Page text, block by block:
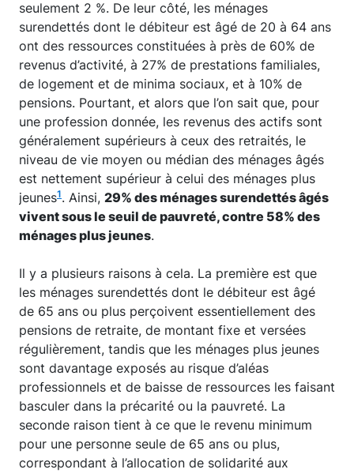
seulement 2 %. De leur côté, les ménages
surendettés dont le débiteur est âgé de 20 à 64 ans
ont des ressources constituées à près de 60% de
revenus d’activité, à 27% de prestations familiales,
de logement et de minima sociaux, et à 10% de
pensions. Pourtant, et alors que l’on sait que, pour
une profession donnée, les revenus des actifs sont
généralement supérieurs à ceux des retraités, le
niveau de vie moyen ou médian des ménages âgés
est nettement supérieur à celui des ménages plus
jeunes1. Ainsi, 29% des ménages surendettés âgés
vivent sous le seuil de pauvreté, contre 58% des
ménages plus jeunes.
Il y a plusieurs raisons à cela. La première est que
les ménages surendettés dont le débiteur est âgé
de 65 ans ou plus perçoivent essentiellement des
pensions de retraite, de montant fixe et versées
régulièrement, tandis que les ménages plus jeunes
sont davantage exposés au risque d’aléas
professionnels et de baisse de ressources les faisant
basculer dans la précarité ou la pauvreté. La
seconde raison tient à ce que le revenu minimum
pour une personne seule de 65 ans ou plus,
correspondant à l’allocation de solidarité aux